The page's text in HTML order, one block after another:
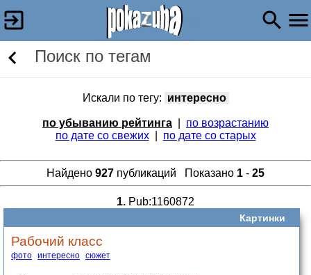
Поиск по тегам
Искали по тегу: интересно
по убыванию рейтинга
по возрастанию
по дате со свежих| по дате со старых
Найдено 927 публикаций Показано 1 - 25
1. Pub:1160872
Картинки
Рабочий класс
фото интересно сюжет